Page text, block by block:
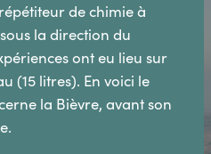
de chimie à
la direction du
ont eu lieu sur
(15 litres). En voici le
la Bièvre, avant son